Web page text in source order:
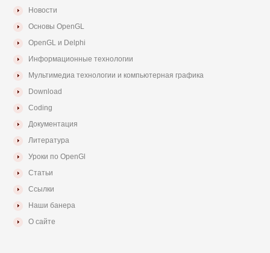
Новости
Основы OpenGL
OpenGL и Delphi
Информационные технологии
Мультимедиа технологии и компьютерная графика
Download
Coding
Документация
Литература
Уроки по OpenGl
Статьи
Ссылки
Наши банера
О сайте